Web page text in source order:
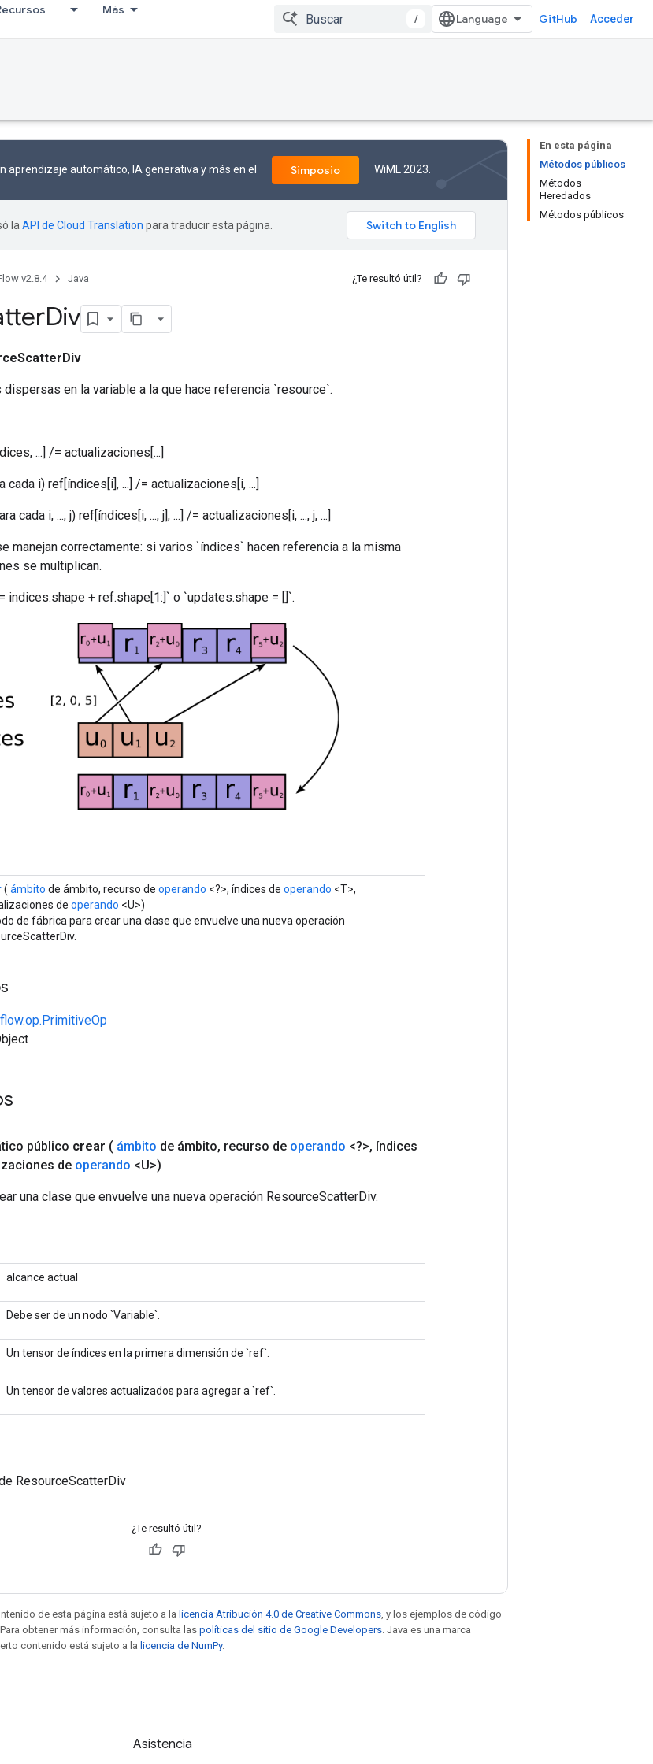
Más
/ GitHub Acceder
En esta página
Métodos públicos
Métodos
Heredados
Métodos públicos
aprendizaje automático, IA generativa y más en el Simposio WiML 2023.
la API de Cloud Translation para traducir esta página.
v2.8.4 Java ¿Te resultó útil?
Div
en la variable a la que hace referencia `resource`.
...] /= actualizaciones[...]
i) ref[índices[i], ...] /= actualizaciones[i, ...]
cada i, ..., j) ref[índices[i, ..., j], ...] /= actualizaciones[i, ..., j, ...]
manejan correctamente: si varios `índices` hacen referencia a la misma
se multiplican.
indices.shape + ref.shape[1:]` o `updates.shape = []`.
( ámbito de ámbito, recurso de operando <?>, índices de operando <T>,
de operando <U>)
de fábrica para crear una clase que envuelve una nueva operación
público crear ( ámbito de ámbito, recurso de operando <?>, índices
de operando <U>)
una clase que envuelve una nueva operación ResourceScatterDiv.
alcance actual
Debe ser de un nodo `Variable`.
Un tensor de índices en la primera dimensión de `ref`.
Un tensor de valores actualizados para agregar a `ref`.
ResourceScatterDiv
¿Te resultó útil?
de esta página está sujeto a la licencia Atribución 4.0 de Creative Commons, y los ejemplos de código
obtener más información, consulta laspolíticas del sitio de Google Developers. Java es una marca
contenido está sujeto a la licencia de NumPy.
Asistencia